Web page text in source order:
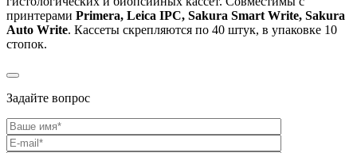
принтерами Primera, Leica IPC, Sakura Smart Write, Sakura
Auto Write. Кассеты скрепляются по 40 штук, в упаковке 10
стопок.
Задайте вопрос